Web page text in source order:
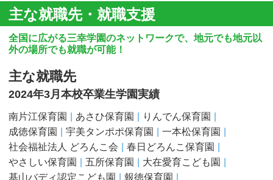
主な就職先・就職支援
全国に広がる三幸学園のネットワークで、地元でも地元以
外の場所でも就職が可能！
主な就職先
2024年3月本校卒業生学園実績
南片江保育園 あさひ保育園
りんでん保育園
成徳保育園
宇美タンポポ保育園
一本松保育園
社会福祉法人 どろんこ会
春日どろんこ保育園
やさしい保育園
五所保育園
大在愛育こども園
基山バディ認定こども園
報徳保育園